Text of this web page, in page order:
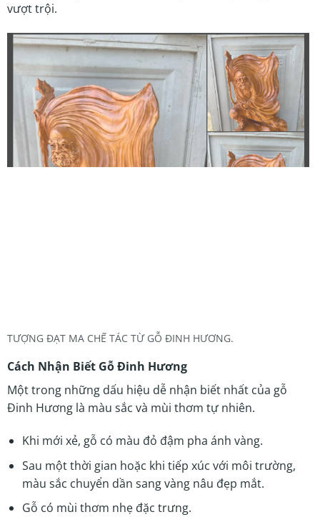
vượt trội.
TƯỢNG ĐẠT MA CHẾ TÁC TỪ GỖ ĐINH HƯƠNG.
Cách Nhận Biết Gỗ Đinh Hương
Một trong những dấu hiệu dễ nhận biết nhất của gỗ
Đinh Hương là màu sắc và mùi thơm tự nhiên.
Khi mới xẻ, gỗ có màu đỏ đậm pha ánh vàng.
Sau một thời gian hoặc khi tiếp xúc với môi trường,
màu sắc chuyển dần sang vàng nâu đẹp mắt.
Gỗ có mùi thơm nhẹ đặc trưng.